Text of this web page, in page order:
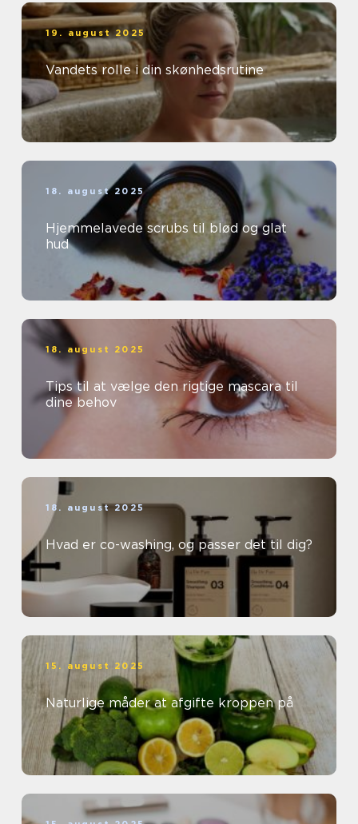
19. august 2025
Vandets rolle i din skønhedsrutine
18. august 2025
Hjemmelavede scrubs til blød og glat
hud
18. august 2025
Tips til at vælge den rigtige mascara til
dine behov
18. august 2025
Hvad er co-washing, og passer det til dig?
15. august 2025
Naturlige måder at afgifte kroppen på